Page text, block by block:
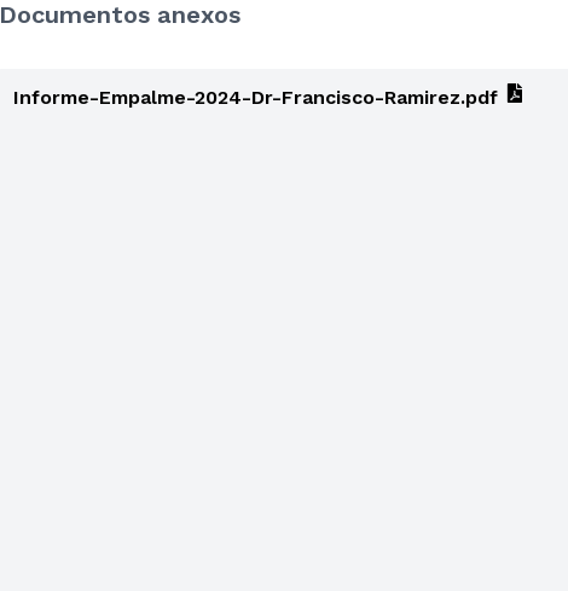
Documentos anexos
Informe-Empalme-2024-Dr-Francisco-Ramirez.pdf